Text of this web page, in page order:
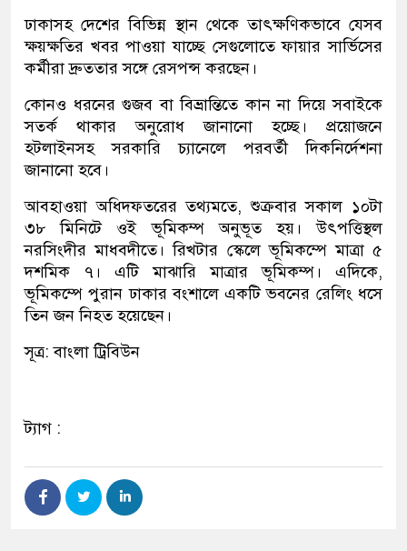
ঢাকাসহ দেশের বিভিন্ন স্থান থেকে তাৎক্ষণিকভাবে যেসব
ক্ষয়ক্ষতির খবর পাওয়া যাচ্ছে সেগুলোতে ফায়ার সার্ভিসের
কর্মীরা দ্রুততার সঙ্গে রেসপন্স করছেন।
কোনও ধরনের গুজব বা বিভ্রান্তিতে কান না দিয়ে সবাইকে
সতর্ক থাকার অনুরোধ জানানো হচ্ছে। প্রয়োজনে
হটলাইনসহ সরকারি চ্যানেলে পরবর্তী দিকনির্দেশনা
জানানো হবে।
আবহাওয়া অধিদফতরের তথ্যমতে, শুক্রবার সকাল ১০টা
৩৮ মিনিটে ওই ভূমিকম্প অনুভূত হয়। উৎপত্তিস্থল
নরসিংদীর মাধবদীতে। রিখটার স্কেলে ভূমিকম্পে মাত্রা ৫
দশমিক ৭। এটি মাঝারি মাত্রার ভূমিকম্প। এদিকে,
ভূমিকম্পে পুরান ঢাকার বংশালে একটি ভবনের রেলিং ধসে
তিন জন নিহত হয়েছেন।
সূত্র: বাংলা ট্রিবিউন
ট্যাগ :